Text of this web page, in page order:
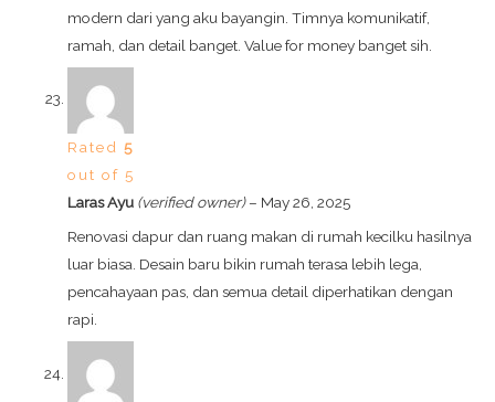
modern dari yang aku bayangin. Timnya komunikatif,
ramah, dan detail banget. Value for money banget sih.
Rated5
out of 5
Laras Ayu (verified owner) – May 26, 2025
Renovasi dapur dan ruang makan di rumah kecilku hasilnya
luar biasa. Desain baru bikin rumah terasa lebih lega,
pencahayaan pas, dan semua detail diperhatikan dengan
rapi.